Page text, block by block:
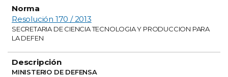
Resolución 170 / 2013
SECRETARIA DE CIENCIA TECNOLOGIA Y PRODUCCION PARA
LA DEFEN
MINISTERIO DE DEFENSA